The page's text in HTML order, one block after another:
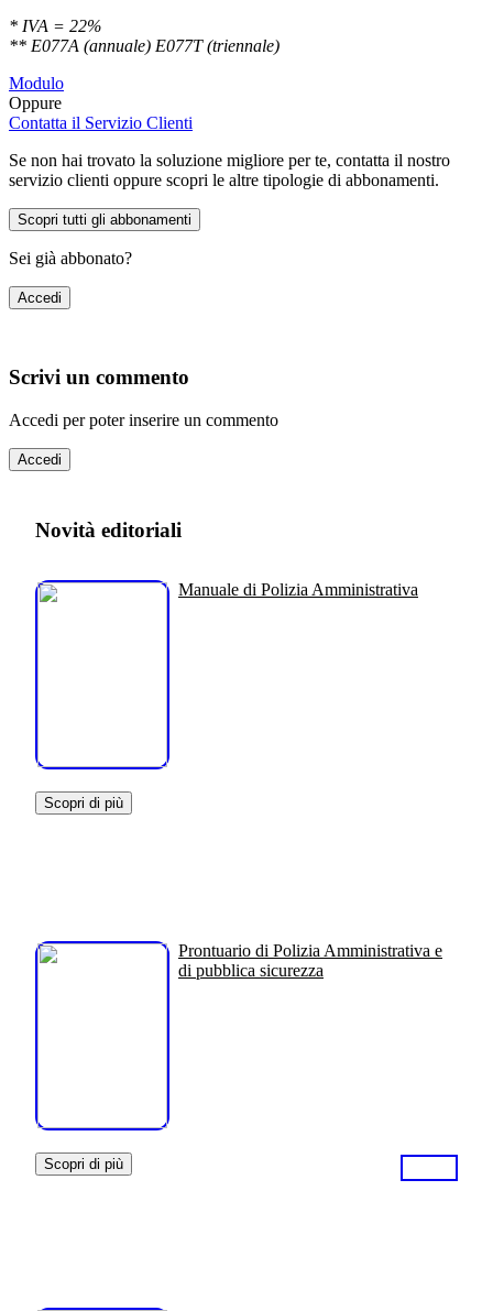
* IVA = 22%
** E077A (annuale) E077T (triennale)
Modulo
Oppure
Contatta il Servizio Clienti
Se non hai trovato la soluzione migliore per te, contatta il nostro
servizio clienti oppure scopri le altre tipologie di abbonamenti.
Scopri tutti gli abbonamenti
Sei già abbonato?
Accedi
Scrivi un commento
Accedi per poter inserire un commento
Accedi
Novità editoriali
Manuale di Polizia Amministrativa
Scopri di più
Prontuario di Polizia Amministrativa e
di pubblica sicurezza
Scopri di più